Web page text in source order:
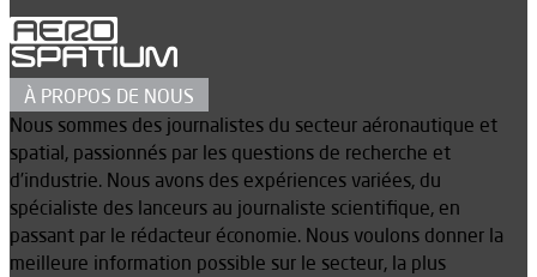
À PROPOS DE NOUS
Nous sommes des journalistes du secteur aéronautique et
spatial, passionnés par les questions de recherche et
d’industrie. Nous avons des expériences variées, du
spécialiste des lanceurs au journaliste scientifique, en
passant par le rédacteur économie. Nous voulons donner la
meilleure information possible sur le secteur, la plus